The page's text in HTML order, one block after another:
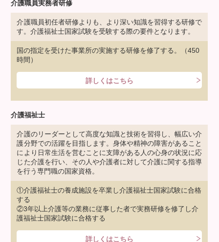
介護職員実務者研修
介護職員初任者研修よりも、より深い知識を習得する研修で
す。介護福祉士国家試験を受験する際の要件となります。
国の指定を受けた事業所の実施する研修を修了する。（450
時間）
詳しくはこちら
介護福祉士
介護のリーダーとして高度な知識と技術を習得し、幅広い介
護分野での活躍を目指します。身体や精神の障害があること
により日常生活を営むことに支障がある人の心身の状況に応
じた介護を行い、その人や介護者に対して介護に関する指導
を行う専門職の国家資格。
①介護福祉士の養成施設を卒業し介護福祉士国家試験に合格
する
②3年以上介護等の業務に従事した者で実務研修を修了し介
護福祉士国家試験に合格する
詳しくはこちら